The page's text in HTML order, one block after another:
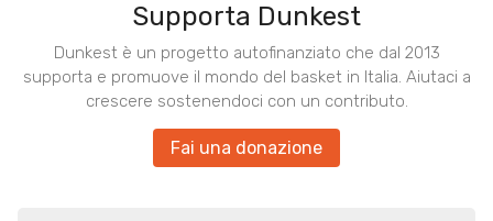
Supporta Dunkest
Dunkest è un progetto autofinanziato che dal 2013
supporta e promuove il mondo del basket in Italia. Aiutaci a
crescere sostenendoci con un contributo.
Fai una donazione